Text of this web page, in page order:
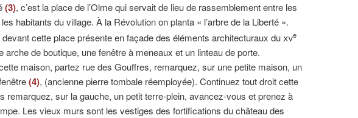
(3), c’est la place de l’Olme qui servait de lieu de rassemblement entre les
habitants du village. À la Révolution on planta « l’arbre de la Liberté ».
cette place présente en façade des éléments architecturaux duxve
arche de boutique, une fenêtre à meneaux et un linteau de porte.
maison, partez rue des Gouffres, remarquez, sur une petite maison, un
(4), (ancienne pierre tombale réemployée). Continuez tout droit cette
remarquez, sur la gauche, un petit terre-plein, avancez-vous et prenez à
Les vieux murs sont les vestiges des fortifications du château des